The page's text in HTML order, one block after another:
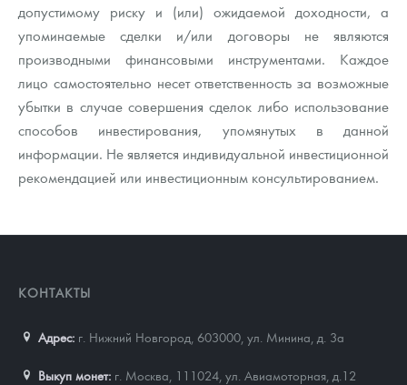
допустимому риску и (или) ожидаемой доходности, а
упоминаемые сделки и/или договоры не являются
производными финансовыми инструментами. Каждое
лицо самостоятельно несет ответственность за возможные
убытки в случае совершения сделок либо использование
способов инвестирования, упомянутых в данной
информации. Не является индивидуальной инвестиционной
рекомендацией или инвестиционным консультированием.
КОНТАКТЫ
Адрес: г. Нижний Новгород, 603000 ул. Минина, д. 3а
Выкуп монет: г. Москва, 111024, ул. Авиамоторная, д.12